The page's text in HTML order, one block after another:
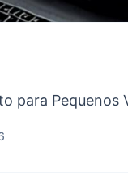
para Pequenos